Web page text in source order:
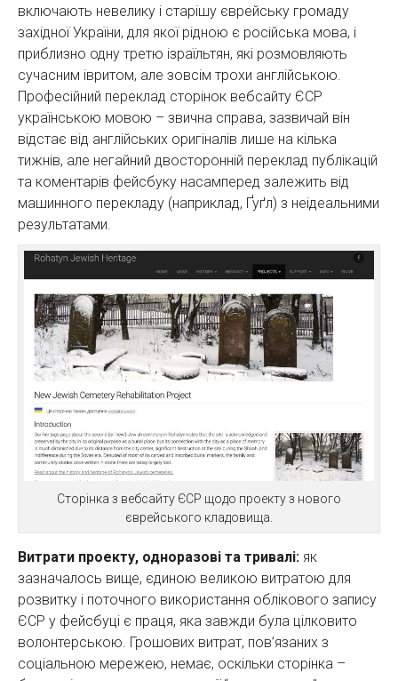
включають невелику і старішу єврейську громаду
західної України, для якої рідною є російська мова, і
приблизно одну третю ізраїльтян, які розмовляють
сучасним івритом, але зовсім трохи англійською.
Професійний переклад сторінок вебсайту ЄСР
українською мовою – звична справа, зазвичай він
відстає від англійських оригіналів лише на кілька
тижнів, але негайний двосторонній переклад публікацій
та коментарів фейсбуку насамперед залежить від
машинного перекладу (наприклад, Ґуґл) з неідеальними
результатами.
Сторінка з вебсайту ЄСР щодо проекту з нового
єврейського кладовища.
Витрати проекту, одноразові та тривалі: як
зазначалось вище, єдиною великою витратою для
розвитку і поточного використання облікового запису
ЄСР у фейсбуці є праця, яка завжди була цілковито
волонтерською. Грошових витрат, пов’язаних з
соціальною мережею, немає, оскільки сторінка –